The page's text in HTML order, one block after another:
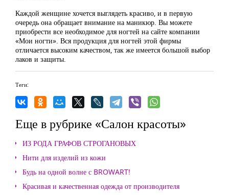
Каждой женщине хочется выглядеть красиво, и в первую
очередь она обращает внимание на маникюр. Вы можете
приобрести все необходимое для ногтей на сайте компании
«Мои ногти». Вся продукция для ногтей этой фирмы
отличается высоким качеством, так же имеется большой выбор
лаков и защиты.
Теги:
Еще в рубрике «Салон красоты»
ИЗ РОДА ГРАФОВ СТРОГАНОВЫХ
Нити для изделий из кожи
Будь на одной волне с BROWART!
Красивая и качественная одежда от производителя